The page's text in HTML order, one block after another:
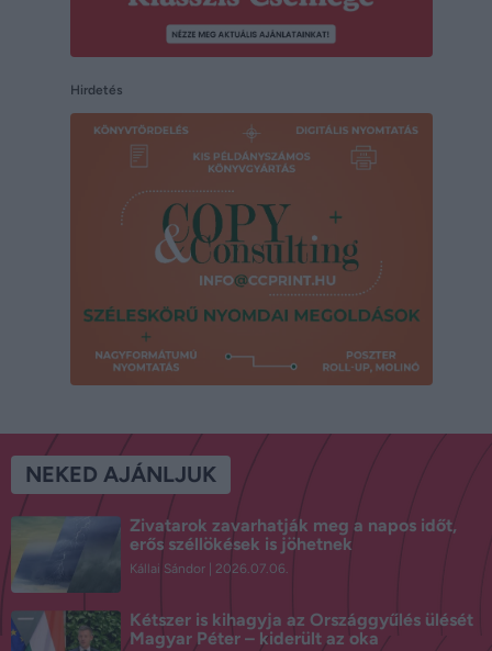
Hirdetés
NEKED AJÁNLJUK
Zivatarok zavarhatják meg a napos időt,
erős széllökések is jöhetnek
Kállai Sándor 2026.07.06.
Kétszer is kihagyja az Országgyűlés ülését
Magyar Péter – kiderült az oka